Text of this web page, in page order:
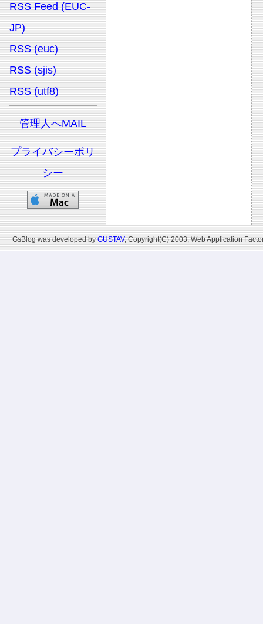
RSS Feed (EUC-
JP)
RSS (euc)
RSS (sjis)
RSS (utf8)
管理人へMAIL
プライバシーポリ
シー
GsBlog was developed byGUSTAV, Copyright(C) 2003, Web Application